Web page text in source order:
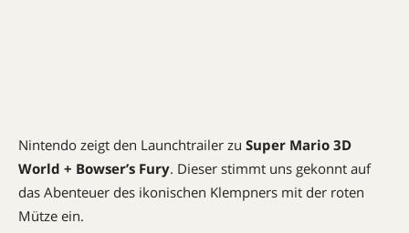
Nintendo zeigt den Launchtrailer zu Super Mario 3D
World + Bowser’s Fury. Dieser stimmt uns gekonnt auf
das Abenteuer des ikonischen Klempners mit der roten
Mütze ein.